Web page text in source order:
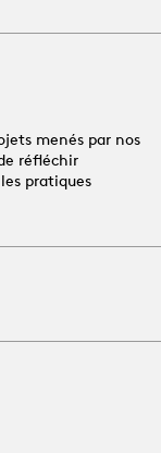
menés par nos
réfléchir
pratiques